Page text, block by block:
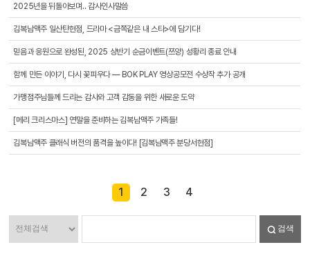
2025년을 뒤돌아보며.. 감사인사말씀
김복남맥주 일산탄현점, 드라마 <금쪽같은 내 스타>에 담기다!
믿음과 응원으로 완성된, 2025 상반기 순금이벤트(쯔양) 성황리 종료 안내
함께 만든 이야기, 다시 꽃피우다 — BOK PLAY 영상공모전 수상작 추가 공개
가맹점주님들께 드리는 감사와 고객 감동을 위한 새로운 도약
[메리 크리스마스] 연말을 준비하는 김복남맥주 가족들!
김복남맥주 클래식 버전의 품격을 높이다! [김복남맥주 분당서현점]
1 2 3 4
검색